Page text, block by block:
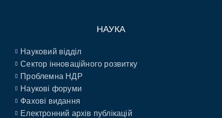
НАУКА
Науковий відділ
Сектор інноваційного розвитку
Проблемна НДР
Наукові форуми
Фахові видання
Електронний архів публікацій